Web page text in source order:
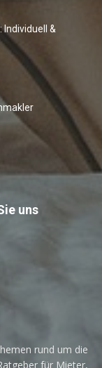
&
uns
rund um die
für Mieter,